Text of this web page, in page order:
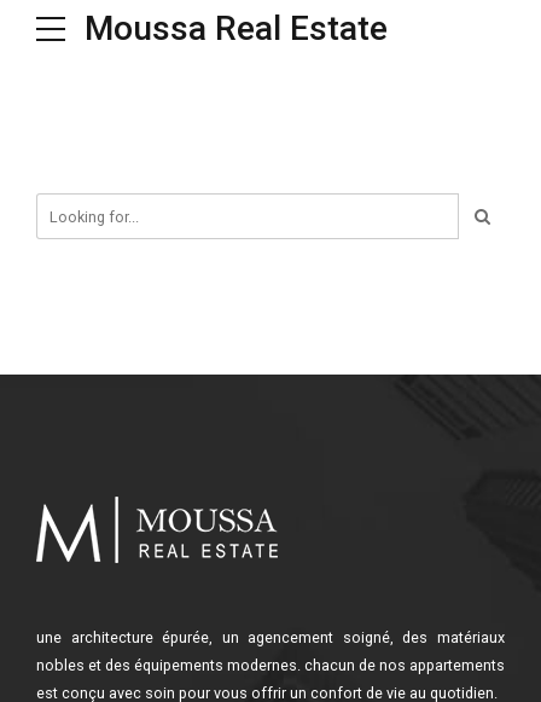
Moussa Real Estate
une architecture épurée, un agencement soigné, des matériaux
nobles et des équipements modernes. chacun de nos appartements
est conçu avec soin pour vous offrir un confort de vie au quotidien.